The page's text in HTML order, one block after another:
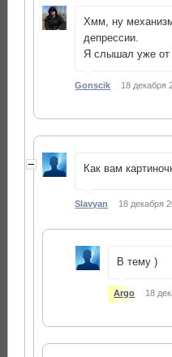
Хмм, ну
депрессии.
Я слышал уже от
Gonscik 18 декабря
Как вам
Slavyan 18 декабря
В тему )
Argo 18